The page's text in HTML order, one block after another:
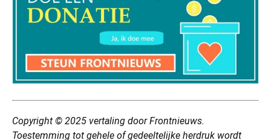
Copyright © 2025 vertaling door Frontnieuws.
Toestemming tot gehele of gedeeltelijke herdruk wordt